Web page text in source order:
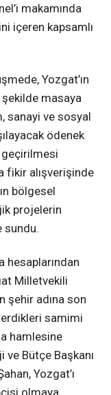
makamında
içeren kapsamlı
Yozgat’ın
şekilde masaya
sanayi ve sosyal
ödenek
geçirilmesi
fikir alışverişinde
bölgesel
projelerin
sundu.
hesaplarından
Milletvekili
şehir adına son
samimi
hamlesine
ve Bütçe Başkanı
Yozgat’ı